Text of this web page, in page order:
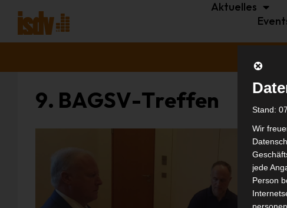
Aktuelles
9. BAGSV-Treffen
Stand:
Wir
jede
Person